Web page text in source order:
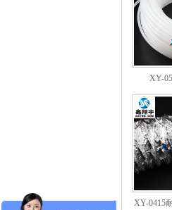
XY-
XY-0415